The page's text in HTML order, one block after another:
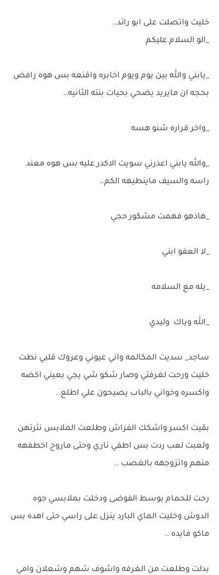
خليت واتصلت على ابو رائد..
_الو السلام عليكم
_يابني والله بين يوم ويوم اخابره واقنعه بس هوه رافض
بحجه ان مايريد يضحي بحيات بنته الثانيه..
_واخر قراره شنو هسه
_والله يابني اعذرني سويت الاكدر عليه بس هوه معند
راسه والسيف ماينطيهه الكم..
_هاذهو فهمت مشكور حجي
_لا العفو ابني
_يله مع السلامه
_الله وياك وليدي
ساجد_ سديت المكالمه واني عيوني وعروك قلبي نطت
خليت ورحت لغرفتي وصار شكو شي يجي بعيني اكضه
واكسره وخواني بالباب يصيحون علي اطلع..
بقيت اكسر واشكك الفراش وطلعت الملابس نثرتهن
ولعبت لعب ردت بس اطفي ناري وحتى ماروح اخطفهه
منهم واتزوجهه بالغصب ..
رحت للحمام بوسط الفوضى ودخلت بملابسي جوه
الدوش وخليت الماي البارد ينزل على راسي حتى اهده بس
ماكو فايده ..
بدلت وطلعت من الغرفه واشوف شهم وشعلان وامي